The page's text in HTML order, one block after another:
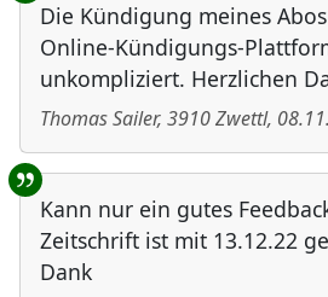
Die Kündigung meines
Online-Kündigungs-
unkompliziert. Herzlichen
Thomas Sailer, 3910Zwettl,
Kann nur ein gutes
Zeitschrift ist mit 13.12.22
Dank